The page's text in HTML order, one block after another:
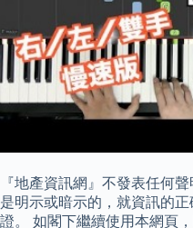
『地產資訊網』不發表任何
是明示或暗示的，就資訊的
證。 如閣下繼續使用本網頁